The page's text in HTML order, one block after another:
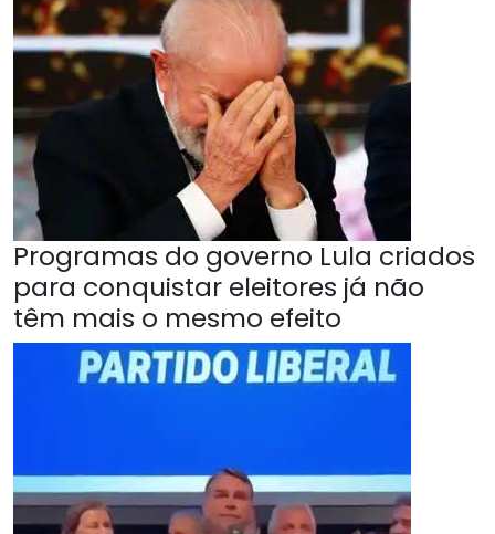
Programas do governo Lula criados
para conquistar eleitores já não
têm mais o mesmo efeito